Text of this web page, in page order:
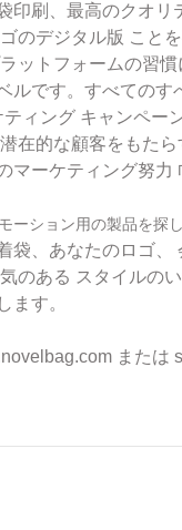
刷、最高のクオリ
のデジタル版 こと
ットフォームの習
です。すべてのす
ィング キャンペー
在的な顧客をもた
マーケティング努力
ーション用の製品を探
袋、あなたのロゴ、
のある スタイルの
ます。
または